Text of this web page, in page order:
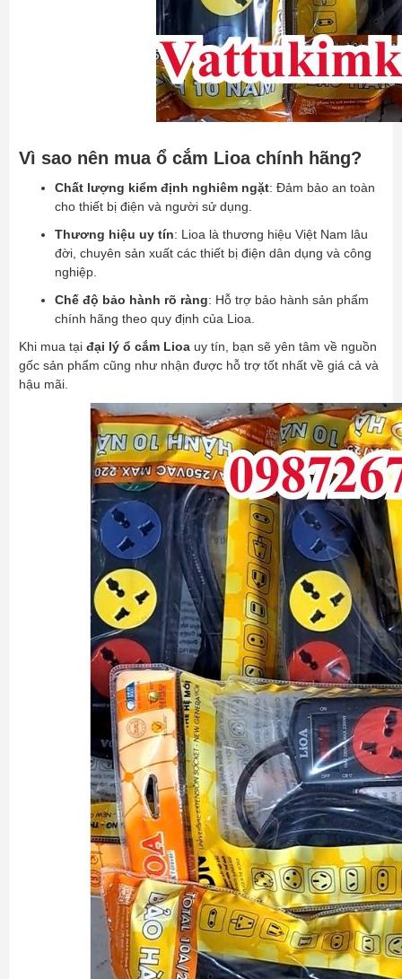
Vì sao nên mua ổ cắm Lioa chính hãng?
Chất lượng kiểm định nghiêm ngặt: Đảm bảo an toàn
cho thiết bị điện và người sử dụng.
Thương hiệu uy tín: Lioa là thương hiệu Việt Nam lâu
đời, chuyên sản xuất các thiết bị điện dân dụng và công
nghiệp.
Chế độ bảo hành rõ ràng: Hỗ trợ bảo hành sản phẩm
chính hãng theo quy định của Lioa.
Khi mua tại đại lý ổ cắm Lioa uy tín, bạn sẽ yên tâm về nguồn
gốc sản phẩm cũng như nhận được hỗ trợ tốt nhất về giá cả và
hậu mãi.